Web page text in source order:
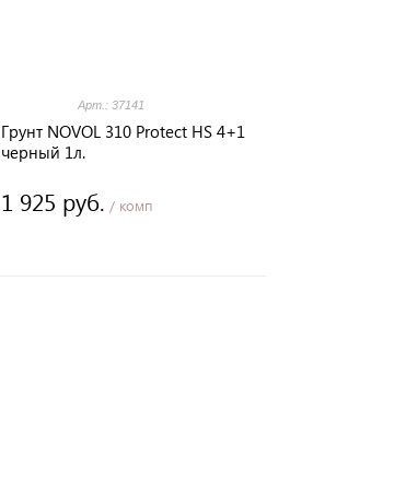
Арт.: 37141
Грунт NOVOL 310 Protect HS 4+1
черный 1л.
1 925 руб. / комп